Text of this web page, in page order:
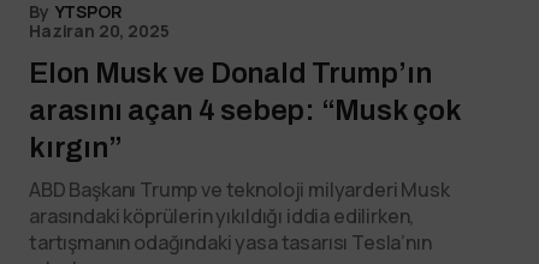
By YTSPOR
Haziran 20, 2025
Elon Musk ve Donald Trump’ın
arasını açan 4 sebep: “Musk çok
kırgın”
ABD Başkanı Trump ve teknoloji milyarderi Musk
arasındaki köprülerin yıkıldığı iddia edilirken,
tartışmanın odağındaki yasa tasarısı Tesla’nın